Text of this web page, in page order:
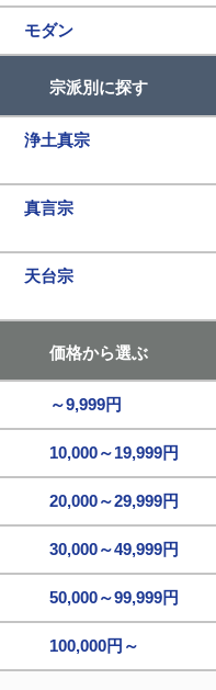
モダン
宗派別に探す
浄土真宗
真言宗
天台宗
価格から選ぶ
～9,999円
10,000～19,999円
20,000～29,999円
30,000～49,999円
50,000～99,999円
100,000円～